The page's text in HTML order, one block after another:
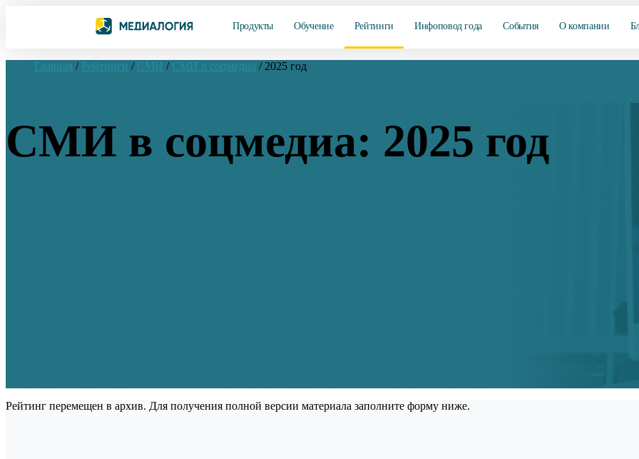
Продукты Обучение Рейтинги Инфоповод года События О компании
Главная / Рейтинги / СМИ / СМИ в соцмедиа / 2025 год
СМИ в соцмедиа: 2025 год
Рейтинг перемещен в архив. Для получения полной версии материала заполните форму ниже.